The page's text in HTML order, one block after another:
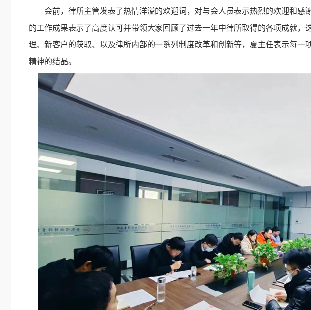
会前，律所主管发表了热情洋溢的欢迎词，对与会人员表示热烈的欢迎和感
的工作成果表示了高度认可并带领大家回顾了过去一年中律所取得的各项成就，
理、新客户的获取、以及律所内部的一系列制度改革和创新等，夏主任表示每一
精神的结晶。